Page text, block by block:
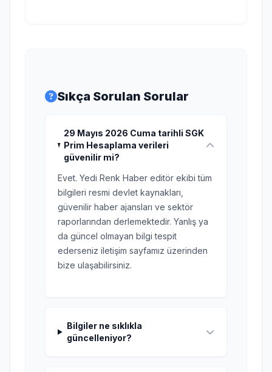
Sıkça Sorulan Sorular
29 Mayıs 2026 Cuma tarihli SGK
Prim Hesaplama verileri
güvenilir mi?
Evet. Yedi Renk Haber editör ekibi tüm
bilgileri resmi devlet kaynakları,
güvenilir haber ajansları ve sektör
raporlarından derlemektedir. Yanlış ya
da güncel olmayan bilgi tespit
ederseniz iletişim sayfamız üzerinden
bize ulaşabilirsiniz.
Bilgiler ne sıklıkla
güncelleniyor?